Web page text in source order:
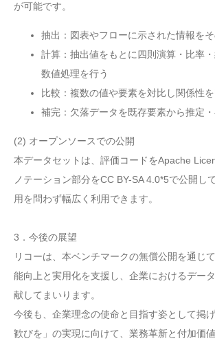
が可能です。
抽出：図表やフローに示された情報を
計算：抽出値をもとに四則演算・比率
数値処理を行う
比較：複数の値や要素を対比し関係性
補完：欠落データを既存要素から推定
(2) オープンソースでの公開
本データセットは、評価コードをApache
ノテーション部分をCC BY-SA 4.0*5で公開し
用を問わず幅広く利用できます。
3．今後の展望
リコーは、本ベンチマークの無償公開を通じ
能向上と実用化を支援し、企業におけるデー
献してまいります。
今後も、企業理念の使命と目指す姿として掲
歓びを」の実現に向けて、業務革新と付加価